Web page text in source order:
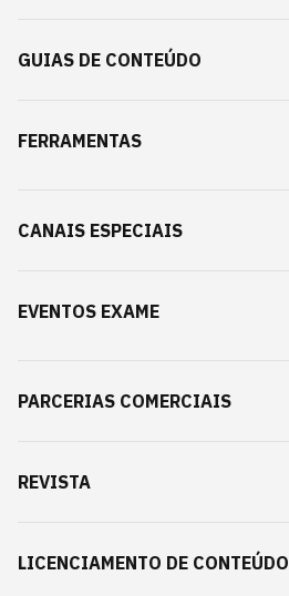
GUIAS DE CONTEÚDO
FERRAMENTAS
CANAIS ESPECIAIS
EVENTOS EXAME
PARCERIAS COMERCIAIS
REVISTA
LICENCIAMENTO DE CONTEÚDO